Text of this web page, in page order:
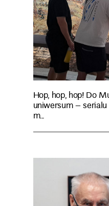
Hop, hop, hop! Do
uniwersum –
m...